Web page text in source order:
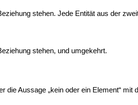
stehen. Jede Entität aus der
stehen, und umgekehrt.
die Aussage „kein oder ein Element“ mit